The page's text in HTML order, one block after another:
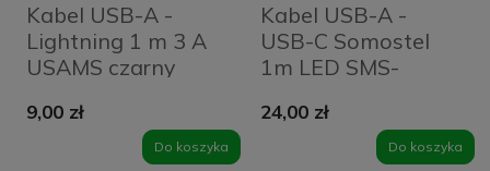
Kabel USB-A -
Lightning 1 m 3 A
USAMS czarny
9,00 zł
Do koszyka
Kabel USB-A -
USB-C Somostel
1m LED SMS-
24,00 zł
Do koszyka